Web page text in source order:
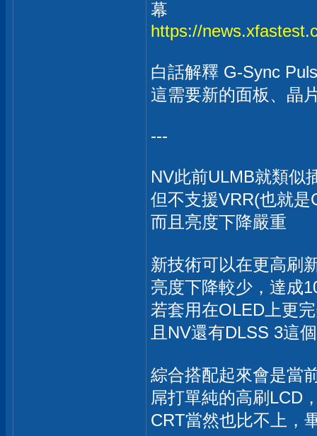
幕
https://
白話解釋 G-Sync
這需要新的面板、晶
---
NV此前ULMB就類似
但不支援VRR(也就是
而且亮度下降嚴重
新技術可以在更高刷
亮度下降較少，達成
若套用在OLED上更
且NV還有DLSS 3這
綜合搭配起來會是當
屌打單純的高刷LCD
CRT當然也比不上，